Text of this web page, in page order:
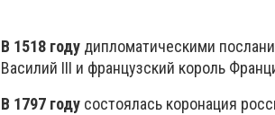
В 1518 году дипломатическими
Василий III и французский король
В 1797 году состоялась коронация